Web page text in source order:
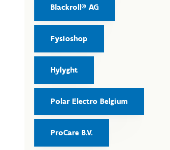
Blackroll® AG
Fysioshop
Hylyght
Polar Electro Belgium
ProCare B.V.